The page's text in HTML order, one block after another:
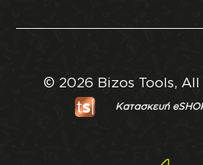
© 2026 Bizos Tools, All
Κατασκευή